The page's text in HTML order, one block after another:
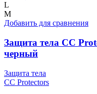
L
M
Добавить для сравнения
Защита тела СС
черный
Защита тела
СС Protectors